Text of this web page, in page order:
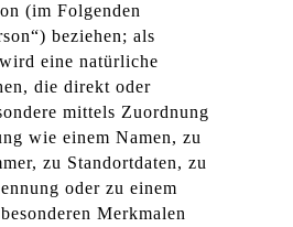
(im Folgenden
beziehen; als
eine natürliche
die direkt oder
mittels Zuordnung
wie einem Namen, zu
zu Standortdaten, zu
oder zu einem
Merkmalen